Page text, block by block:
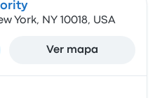
York, NY 10018, USA
Ver mapa